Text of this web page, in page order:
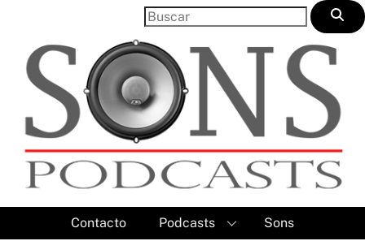
content
Contacto Podcasts Sons